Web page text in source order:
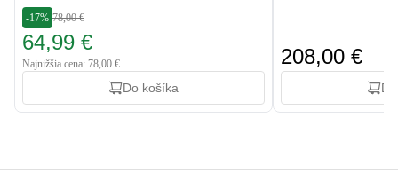
-17% 78,00 €
64,99 €
Najnižšia cena: 78,00 €
Do košíka
208,00 €